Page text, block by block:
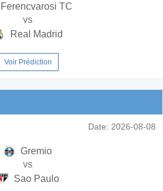
Ferencvarosi TC
vs
Real Madrid
Voir Prédiction
Date: 2026-08-08
Gremio
vs
Sao Paulo